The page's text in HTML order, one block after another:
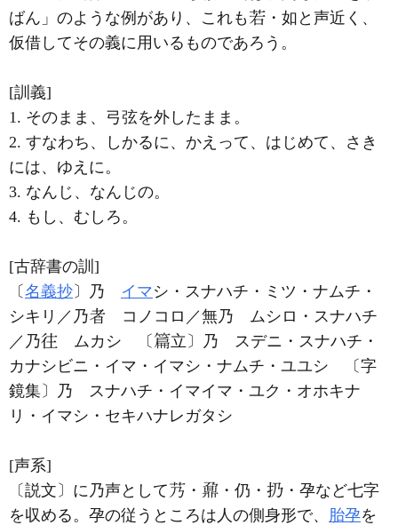
ばん」のような例があり、これも
・如と声近く、
仮借してその義に用いるものであろう。
[訓義]
1. そのまま、弓弦を外したまま。
2. すなわち、しかるに、かえって、はじめて、さき
には、ゆえに。
3. なんじ、なんじの。
4. もし、むしろ。
[古辞書の訓]
〔名義抄〕乃 イマシ・スナハチ・ミツ・ナムチ・
シキリ／乃
コノコロ／無乃 ムシロ・スナハチ
／乃
ムカシ 〔
立〕乃 スデニ・スナハチ・
カナシビニ・イマ・イマシ・ナムチ・ユユシ 〔字
鏡集〕乃 スナハチ・イマイマ・ユク・オホキナ
リ・イマシ・セキハナレガタシ
[声系]
〔説文〕に乃声として
・ ・仍・
・孕など七字
を収める。孕の従うところは人の側身形で、 胎孕を